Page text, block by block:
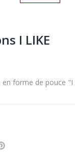
I LIKE
en forme de pouce "I